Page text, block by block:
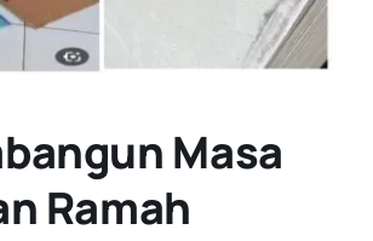
Masa
Ramah